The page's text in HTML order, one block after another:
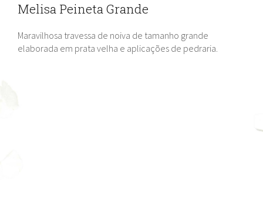
Melisa Peineta Grande
Maravilhosa travessa de noiva de tamanho grande
elaborada em prata velha e aplicações de pedraria.